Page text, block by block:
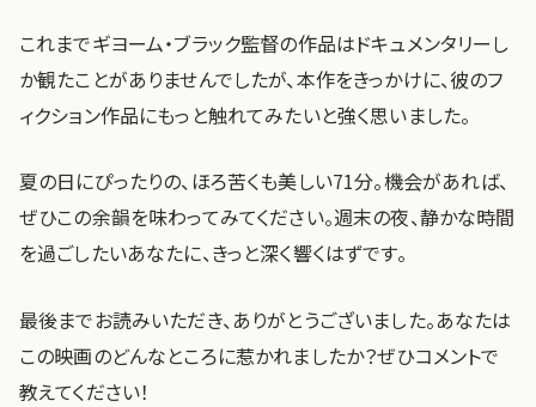
これまでギヨーム・ブラック監督の作品はドキュメンタリーし
か観たことがありませんでしたが、本作をきっかけに、彼のフ
ィクション作品にもっと触れてみたいと強く思いました。
夏の日にぴったりの、ほろ苦くも美しい71分。機会があれば、
ぜひこの余韻を味わってみてください。週末の夜、静かな時間
を過ごしたいあなたに、きっと深く響くはずです。
最後までお読みいただき、ありがとうございました。あなたは
この映画のどんなところに惹かれましたか？ぜひコメントで
教えてください！